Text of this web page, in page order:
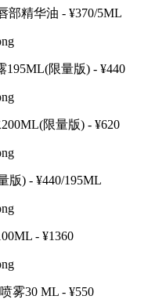
部精华油 - ¥370/5ML
限量版) - ¥440
限量版) - ¥620
版) - ¥440/195ML
- ¥1360
雾30 ML - ¥550